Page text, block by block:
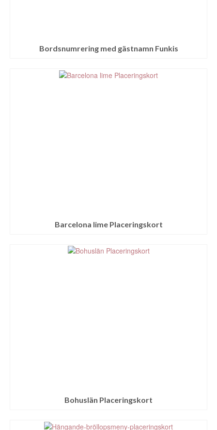
Bordsnumrering med gästnamn Funkis
Barcelona lime Placeringskort
Bohuslän Placeringskort